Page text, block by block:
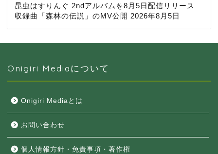
昆虫はすりんぐ 2ndアルバムを8月5日配信リリース
収録曲「森林の伝説」のMV公開 2026年8月5日
Onigiri Mediaについて
Onigiri Mediaとは
お問い合わせ
個人情報方針・免責事項・著作権